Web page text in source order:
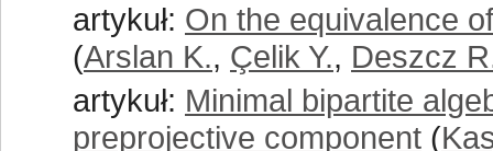
artykuł: On the equivalence
(Arslan K., Çelik Y., Deszcz
artykuł: Minimal bipartite
preprojective component (